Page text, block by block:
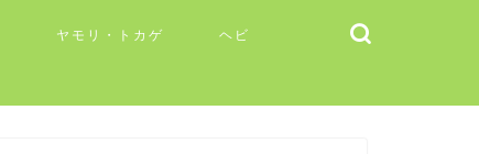
ヤモリ・トカゲ ヘビ